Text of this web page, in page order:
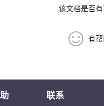
该文档是否有
有帮
联系